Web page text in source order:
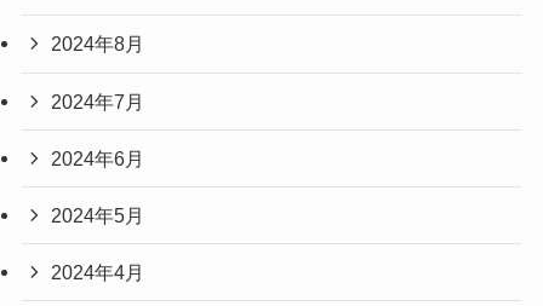
2024年8月
2024年7月
2024年6月
2024年5月
2024年4月